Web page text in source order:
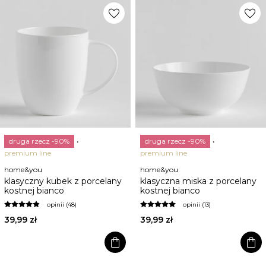
favorite
druga rzecz -90%
premium line
home&you
klasyczny kubek z porcelany
kostnej bianco
opinii (48)
39,99 zł
shopping_bag
favorite
druga rzecz -90%
premium line
home&you
klasyczna miska z porcelany
kostnej bianco
opinii (13)
39,99 zł
shopping_bag